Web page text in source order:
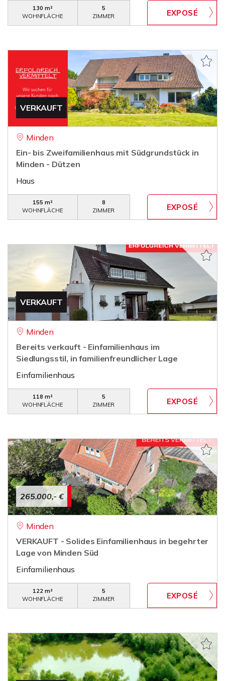
130 m²
WOHNFLÄCHE
5
ZIMMER
VERKAUFT
Minden
Ein- bis Zweifamilienhaus mit Südgrundstück in
Minden - Dützen
Haus
155 m²
WOHNFLÄCHE
8
ZIMMER
VERKAUFT
Minden
Bereits verkauft - Einfamilienhaus im
Siedlungsstil, in familienfreundlicher Lage
Einfamilienhaus
118 m²
WOHNFLÄCHE
5
ZIMMER
265.000,- €
Minden
VERKAUFT - Solides Einfamilienhaus in begehrter
Lage von Minden Süd
Einfamilienhaus
122 m²
WOHNFLÄCHE
5
ZIMMER